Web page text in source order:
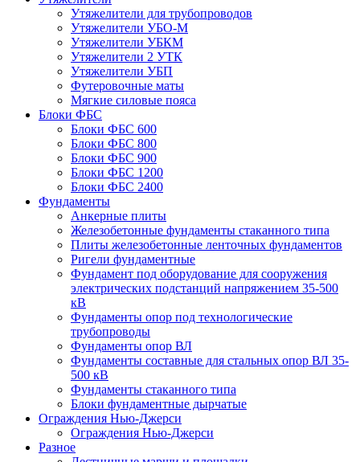
Утяжелители для трубопроводов
Утяжелители УБО-М
Утяжелители УБКМ
Утяжелители 2 УТК
Утяжелители УБП
Футеровочные маты
Мягкие силовые пояса
Блоки ФБС
Блоки ФБС 600
Блоки ФБС 800
Блоки ФБС 900
Блоки ФБС 1200
Блоки ФБС 2400
Фундаменты
Анкерные плиты
Железобетонные фундаменты стаканного типа
Плиты железобетонные ленточных фундаментов
Ригели фундаментные
Фундамент под оборудование для сооружения
электрических подстанций напряжением 35-500
кВ
Фундаменты опор под технологические
трубопроводы
Фундаменты опор ВЛ
Фундаменты составные для стальных опор ВЛ 35-
500 кВ
Фундаменты стаканного типа
Блоки фундаментные дырчатые
Ограждения Нью-Джерси
Ограждения Нью-Джерси
Разное